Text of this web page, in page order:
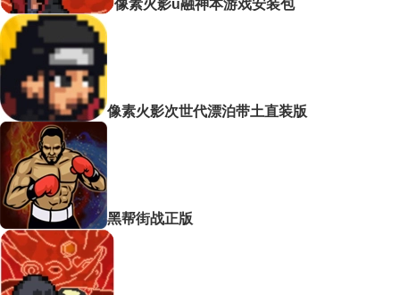
像素火影u融神本游戏安装包
像素火影次世代漂泊带土直装版
黑帮街战正版